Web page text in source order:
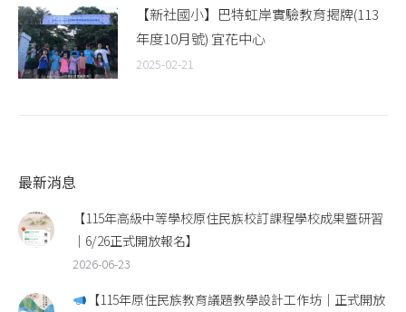
【新社國小】巴特虹岸實驗教育揭牌(113
年度10月號) 宜花中心
2025-02-21
最新消息
【115年高級中等學校原住民族校訂課程學校成果暨研習
｜6/26正式開放報名】
2026-06-23
【115年原住民族教育議題教學設計工作坊｜正式開放